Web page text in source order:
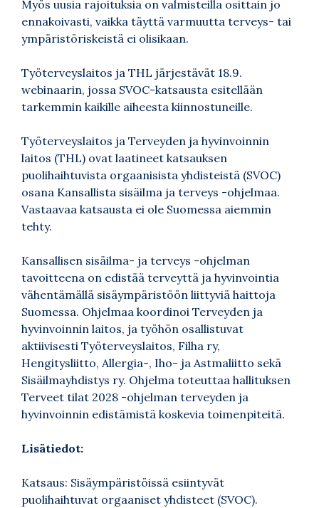
Myös uusia rajoituksia on valmisteilla osittain jo
ennakoivasti, vaikka täyttä varmuutta terveys- tai
ympäristöriskeistä ei olisikaan.
Työterveyslaitos ja THL järjestävät 18.9.
webinaarin, jossa SVOC-katsausta esitellään
tarkemmin kaikille aiheesta kiinnostuneille.
Työterveyslaitos ja Terveyden ja hyvinvoinnin
laitos (THL) ovat laatineet katsauksen
puolihaihtuvista orgaanisista yhdisteistä (SVOC)
osana Kansallista sisäilma ja terveys -ohjelmaa.
Vastaavaa katsausta ei ole Suomessa aiemmin
tehty.
Kansallisen sisäilma- ja terveys -ohjelman
tavoitteena on edistää terveyttä ja hyvinvointia
vähentämällä sisäympäristöön liittyviä haittoja
Suomessa. Ohjelmaa koordinoi Terveyden ja
hyvinvoinnin laitos, ja työhön osallistuvat
aktiivisesti Työterveyslaitos, Filha ry,
Hengitysliitto, Allergia-, Iho- ja Astmaliitto sekä
Sisäilmayhdistys ry. Ohjelma toteuttaa hallituksen
Terveet tilat 2028 -ohjelman terveyden ja
hyvinvoinnin edistämistä koskevia toimenpiteitä.
Lisätiedot:
Katsaus: Sisäympäristöissä esiintyvät
puolihaihtuvat orgaaniset yhdisteet (SVOC).